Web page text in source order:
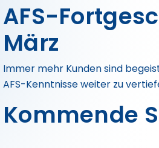
AFS-
März
Immer mehr Kunden sind
AFS-Kenntnisse weiter zu
Kommende